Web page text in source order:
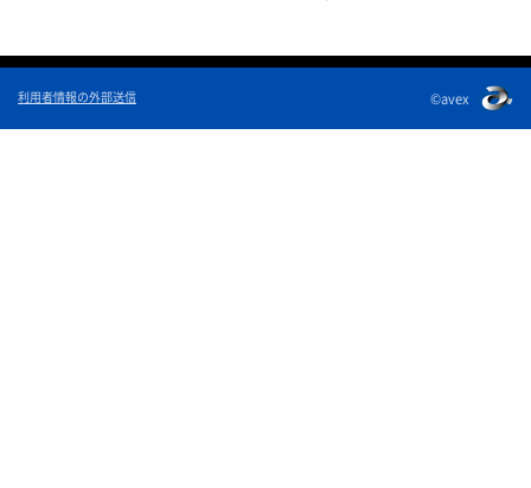
利用者情報の外部送信 ©avex